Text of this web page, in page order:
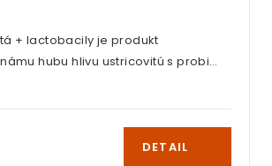
+ lactobacily je produkt
hubu hlivu ustricovitú s probi…
DETAIL